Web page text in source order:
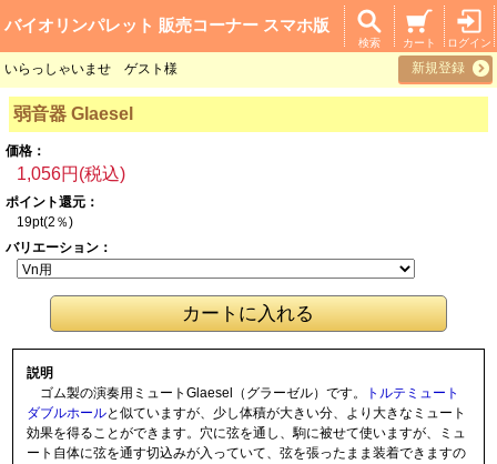
バイオリンパレット 販売コーナー スマホ版
ログイン
カート
検索
いらっしゃいませ ゲスト様 新規登録
弱音器 Glaesel
価格：
1,056円(税込)
ポイント還元：
19pt(2％)
バリエーション：
説明
ゴム製の演奏用ミュートGlaesel（グラーゼル）です。
トルテミュート
ダブルホールと似ていますが、少し体積が大きい分、より大きなミュート
効果を得ることができます。穴に弦を通し、駒に被せて使いますが、ミュ
ート自体に弦を通す切込みが入っていて、弦を張ったまま装着できますの